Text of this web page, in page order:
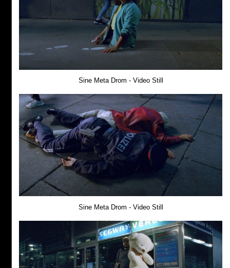
Sine Meta Drom - Video Still
Sine Meta Drom - Video Still